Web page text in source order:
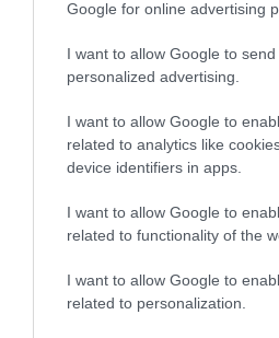
Google for online advertising
I want to allow Google to send
personalized advertising.
I want to allow Google to
related to analytics like
device identifiers in apps.
I want to allow Google to
related to functionality of the
I want to allow Google to
related to personalization.
rezsicsökkentési csomagnak.